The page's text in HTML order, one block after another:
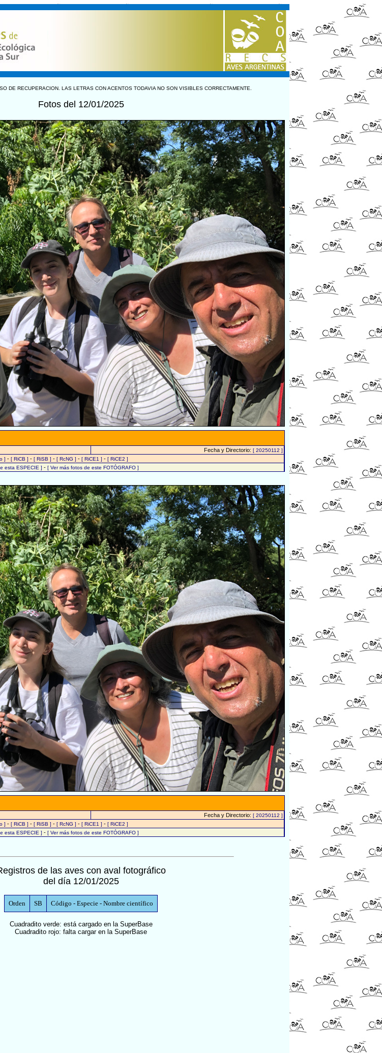
DE RECUPERACION. LAS LETRAS CON ACENTOS TODAVIA NO SON VISIBLES CORRECTAMENTE.
Fotos del 12/01/2025
Fecha y Directorio: [ 20250112 ]
] - [ RiCB ] - [ RiSB ] - [ RcNG ] - [ RiCE1 ] - [ RiCE2 ]
esta ESPECIE ] - [ Ver más fotos de este FOTÓGRAFO ]
Fecha y Directorio: [ 20250112 ]
] - [ RiCB ] - [ RiSB ] - [ RcNG ] - [ RiCE1 ] - [ RiCE2 ]
esta ESPECIE ] - [ Ver más fotos de este FOTÓGRAFO ]
de las aves con aval fotográfico
del día 12/01/2025
Orden SB Código - Especie - Nombre científico
Cuadradito verde: está cargado en la SuperBase
Cuadradito rojo: falta cargar en la SuperBase